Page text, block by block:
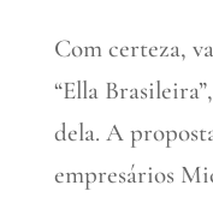
Com certeza,
“Ella
dela. A
empresários